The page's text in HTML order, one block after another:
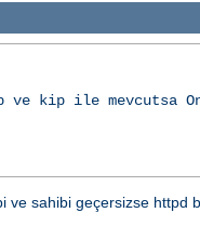
ve kip ile mevcutsa
ve sahibi geçersizse httpd